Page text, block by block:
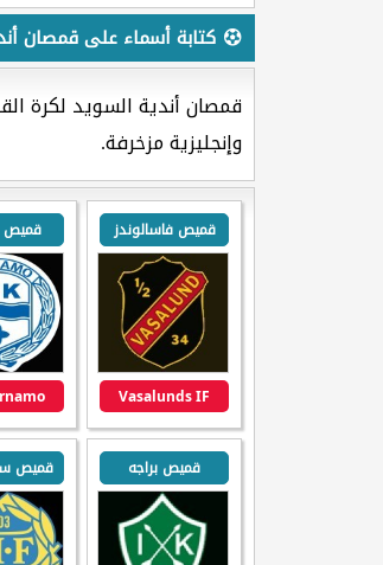
كتابة أسماء على قمصان
قمصان أندية السويد لكرة
وإنجليزية مزخرفة.
قميص فاسالوندز
Vasalunds IF
قميص
قميص براجه